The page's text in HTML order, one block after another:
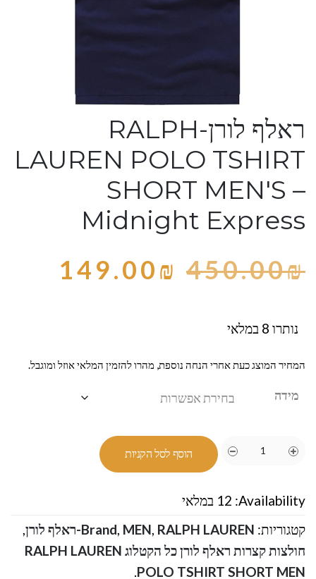
ראלף לורן-RALPH
LAUREN POLO TSHIRT
SHORT MEN'S –
Midnight Express
450.00₪
149.00₪
נותרו 8 במלאי
המחיר המוצג כעת אחרי הנחה נוספת, מהרו להזמין המלאי אוזל ומוגבל.
מידה
הוסף לסל הקניות
Availability: 12 במלאי
קטגוריות:
Brand, MEN, RALPH LAUREN-ראלף לורן
,
חולצות קצרות ראלף לורן כל הקטלוג RALPH LAUREN
POLO TSHIRT SHORT MEN
.